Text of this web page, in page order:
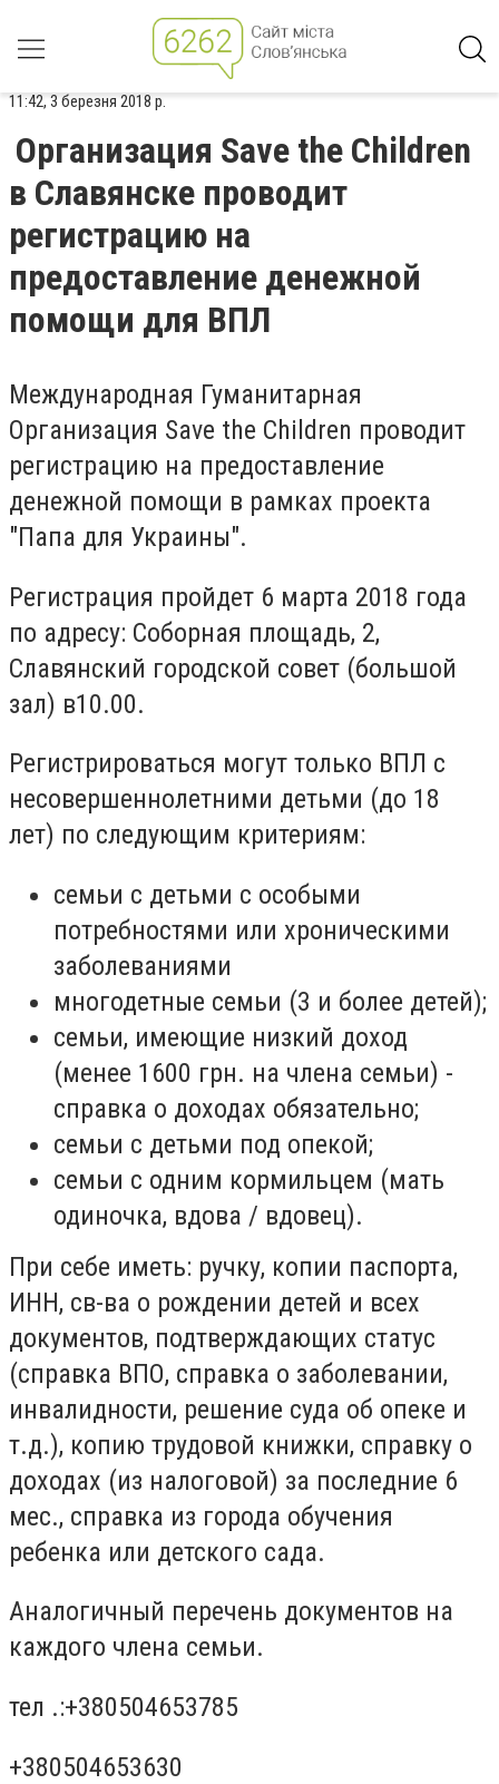
11:42, 3 березня 2018 р.
Организация Save the Children
в Славянске проводит
регистрацию на
предоставление денежной
помощи для ВПЛ
Международная Гуманитарная
Организация Save the Children проводит
регистрацию на предоставление
денежной помощи в рамках проекта
"Папа для Украины".
Регистрация пройдет 6 марта 2018 года
по адресу: Соборная площадь, 2,
Славянский городской совет (большой
зал) в10.00.
Регистрироваться могут только ВПЛ с
несовершеннолетними детьми (до 18
лет) по следующим критериям:
семьи с детьми с особыми
потребностями или хроническими
заболеваниями
многодетные семьи (3 и более детей);
семьи, имеющие низкий доход
(менее 1600 грн. на члена семьи) -
справка о доходах обязательно;
семьи с детьми под опекой;
семьи с одним кормильцем (мать
одиночка, вдова / вдовец).
При себе иметь: ручку, копии паспорта,
ИНН, св-ва о рождении детей и всех
документов, подтверждающих статус
(справка ВПО, справка о заболевании,
инвалидности, решение суда об опеке и
т.д.), копию трудовой книжки, справку о
доходах (из налоговой) за последние 6
мес., справка из города обучения
ребенка или детского сада.
Аналогичный перечень документов на
каждого члена семьи.
тел .:+380504653785
+380504653630